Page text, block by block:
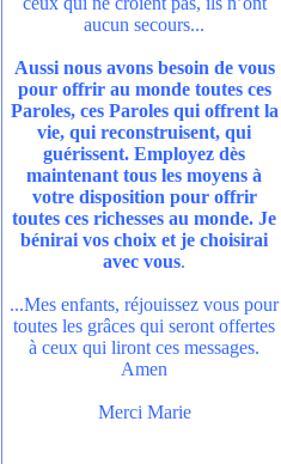
aucun secours...
Aussi nous avons besoin de vous
pour offrir au monde toutes ces
Paroles, ces Paroles qui offrent la
vie, qui reconstruisent, qui
guérissent. Employez dès
maintenant tous les moyens à
votre disposition pour offrir
toutes ces richesses au monde. Je
bénirai vos choix et je choisirai
avec vous.
...Mes enfants, réjouissez vous pour
toutes les grâces qui seront offertes
à ceux qui liront ces messages.
Amen
Merci Marie